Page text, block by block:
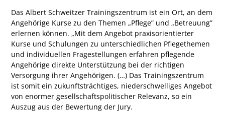
Das Albert Schweitzer Trainingszentrum ist ein Ort, an dem
Angehörige Kurse zu den Themen „Pflege” und „Betreuung”
erlernen können. „Mit dem Angebot praxisorientierter
Kurse und Schulungen zu unterschiedlichen Pflegethemen
und individuellen Fragestellungen erfahren pflegende
Angehörige direkte Unterstützung bei der richtigen
Versorgung ihrer Angehörigen. (…) Das Trainingszentrum
ist somit ein zukunftsträchtiges, niederschwelliges Angebot
von enormer gesellschaftspolitischer Relevanz, so ein
Auszug aus der Bewertung der Jury.